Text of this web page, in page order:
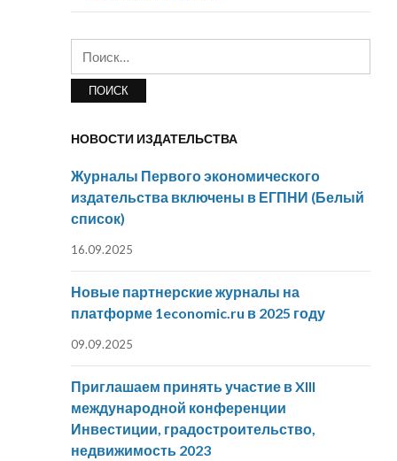
НОВОСТИ ИЗДАТЕЛЬСТВА
Журналы Первого экономического
издательства включены в ЕГПНИ (Белый
список)
16.09.2025
Новые партнерские журналы на
платформе 1economic.ru в 2025 году
09.09.2025
Приглашаем принять участие в XIII
международной конференции
Инвестиции, градостроительство,
недвижимость 2023